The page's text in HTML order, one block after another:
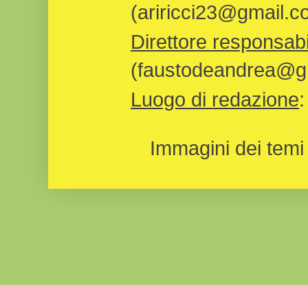
Direttore
Luogo di redazione
Immagini dei